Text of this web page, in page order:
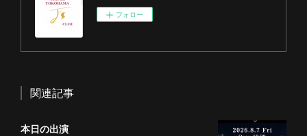
フォロー
関連記事
本日の出演